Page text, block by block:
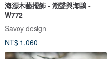
海漂木藝擺飾 - 潮聲與海鷗 -
W772
Savoy design
NT$ 1,060